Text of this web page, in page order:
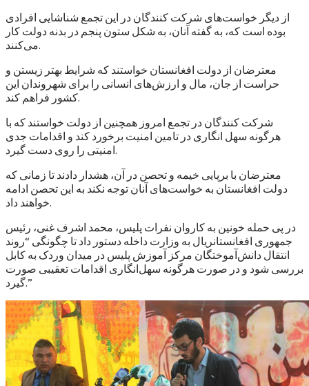
از دیگر خواست‌های شرکت کنندگان در این تجمع شناشایی افرادی
بوده است که، به گفته آنان، به شکل ستون پنجم در بدنه دولت کار
می‌کنند.
معترضان از دولت افغانستان خواستند که شرایط بهتر زیستن و
حراست از جان، مال و ارزش‌های انسانی را برای شهروندان این
کشور فراهم کند.
شرکت کنندگان در تجمع امروز همچنین از دولت خواستند که با
هرگونه سهل انگاری در تامین امنیت برخورد کند و اقدامات جدی
امنیتی را روی دست گیرد.
معترضان با برپایی خیمه و تحصن در آن، هشدار دادند تا زمانی که
دولت افغانستان به خواست‌های آنان توجه نکند به این تحصن ادامه
خواهند داد.
در پی حمله خونین به کاروان نفرات پلیس، محمد اشرف غنی، رئیس
جمهوری افغانستانريال به وزارت داخله دستور داد تا چگونگی “روند
انتقال دانش‌آموختگان مرکز آموزش پلیس در میدان وردک به کابل
بررسی شود و در صورت هرگونه سهل‌انگاری اقدامات تعقیبی صورت
گیرد.”